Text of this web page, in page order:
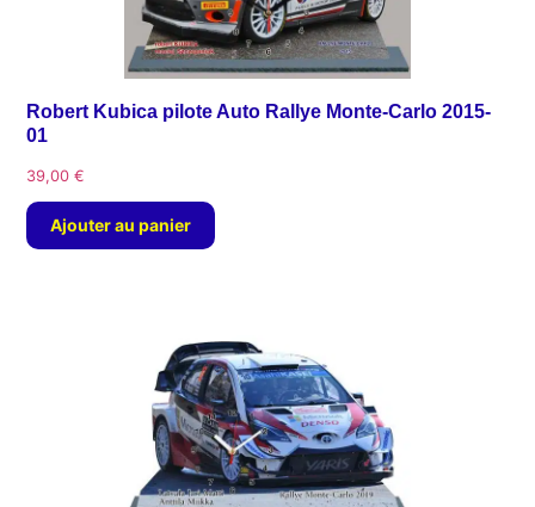
Robert Kubica pilote Auto Rallye Monte-Carlo 2015-
01
39,00 €
Ajouter au panier